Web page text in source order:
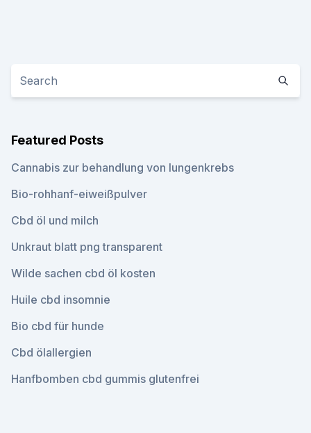
Featured Posts
Cannabis zur behandlung von lungenkrebs
Bio-rohhanf-eiweißpulver
Cbd öl und milch
Unkraut blatt png transparent
Wilde sachen cbd öl kosten
Huile cbd insomnie
Bio cbd für hunde
Cbd ölallergien
Hanfbomben cbd gummis glutenfrei